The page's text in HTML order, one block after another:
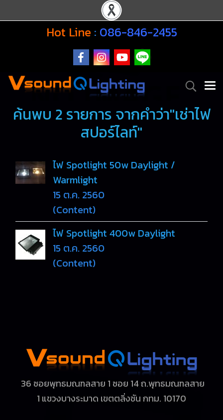
Hot Line : 086-846-2455
ค้นพบ 2 รายการ จากคำว่า"เช่าไฟ
สปอร์ไลท์"
ไฟ Spotlight 50w Daylight /
Warmlight
15 ต.ค. 2560
(Content)
ไฟ Spotlight 400w Daylight
15 ต.ค. 2560
(Content)
36 ซอยพุทธมณฑลสาย 1 ซอย 14 ถ.พุทธมณฑลสาย
1 แขวงบางระมาด เขตตลิ่งชัน กทม. 10170